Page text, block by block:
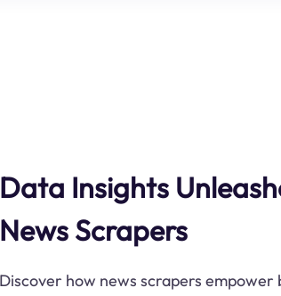
Data Insights
News Scrapers
Discover how news scrapers